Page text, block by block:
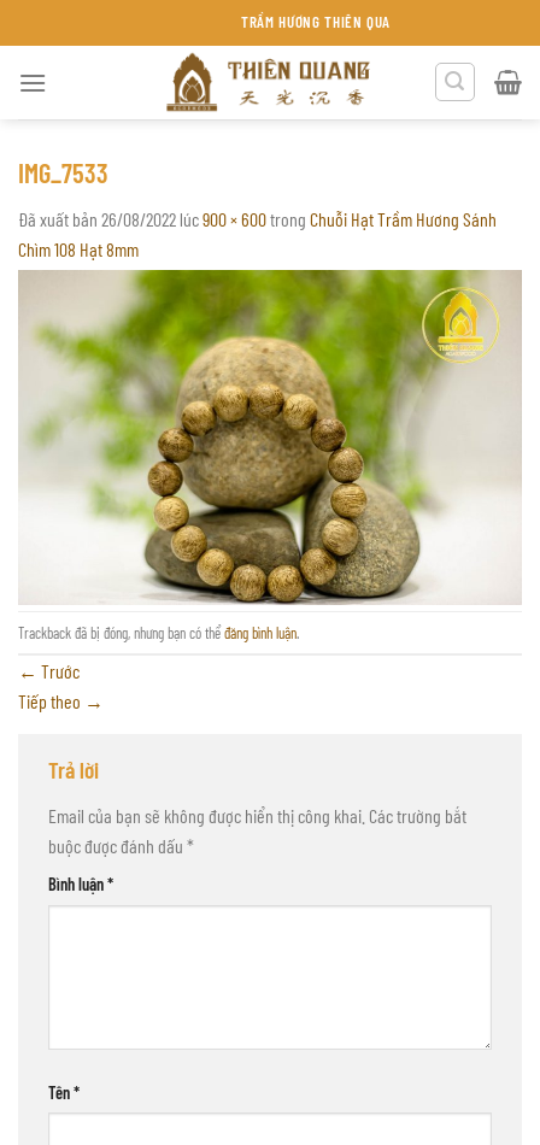
đến
TRẦM HƯƠNG THIÊN QUANG KHÁNH HÒA
IMG_7533
Đã xuất bản 26/08/2022 lúc900 × 600trong Chuỗi Hạt Trầm Hương Sánh
Chìm 108 Hạt 8mm
Trackback đã bị đóng, nhưng bạn có thểđăng bình luận.
← Trước
Tiếp theo →
Trả lời
Email của bạn sẽ không được hiển thị công khai. Các trường bắt
buộc được đánh dấu *
Bình luận*
Tên*